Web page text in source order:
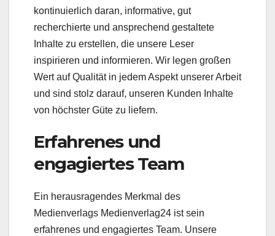
kontinuierlich daran, informative, gut
recherchierte und ansprechend gestaltete
Inhalte zu erstellen, die unsere Leser
inspirieren und informieren. Wir legen großen
Wert auf Qualität in jedem Aspekt unserer Arbeit
und sind stolz darauf, unseren Kunden Inhalte
von höchster Güte zu liefern.
Erfahrenes und
engagiertes Team
Ein herausragendes Merkmal des
Medienverlags Medienverlag24 ist sein
erfahrenes und engagiertes Team. Unsere